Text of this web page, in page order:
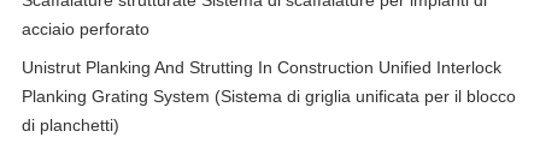
acciaio perforato
Unistrut Planking And Strutting In Construction Unified Interlock
Planking Grating System (Sistema di griglia unificata per il blocco
di planchetti)